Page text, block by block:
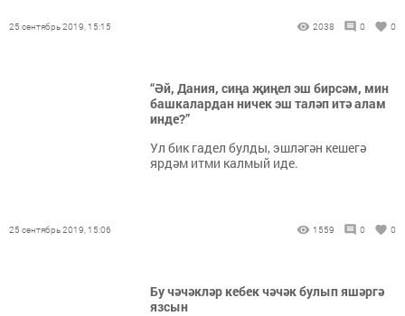
25 сентябрь 2019, 15:15 2038 0 0
“Әй, Дания, сиңа җиңел эш бирсәм, мин
башкалардан ничек эш таләп итә алам
инде?”
Ул бик гадел булды, эшләгән кешегә
ярдәм итми калмый иде.
25 сентябрь 2019, 15:06 1559 0 0
Бу чәчәкләр кебек чәчәк булып яшәргә
язсын